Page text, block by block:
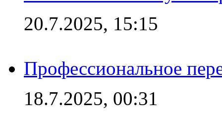
20.7.2025, 15:15
Профессиональное
18.7.2025, 00:31